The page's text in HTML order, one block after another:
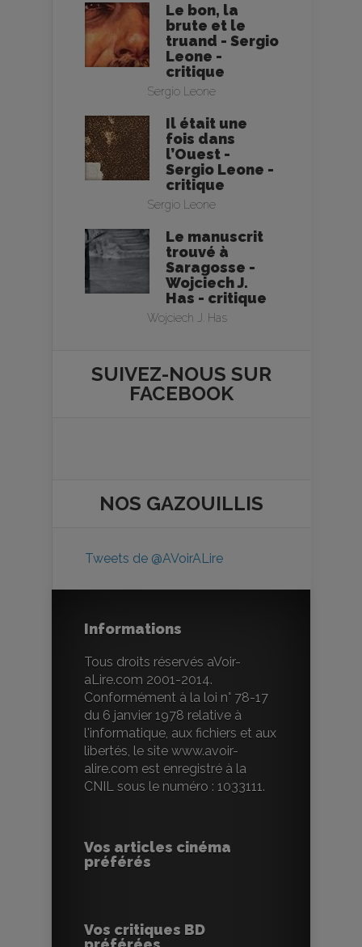
Le bon, la
brute et le
truand - Sergio
Leone -
critique
Sergio Leone
Il était une
fois dans
l’Ouest -
Sergio Leone -
critique
Sergio Leone
Le manuscrit
trouvé à
Saragosse -
Wojciech J.
Has - critique
Wojciech J. Has
SUIVEZ-NOUS SUR
FACEBOOK
NOS GAZOUILLIS
Tweets de @AVoirALire
Informations
Tous droits réservés aVoir-
aLire.com 2001-2014.
Conformément à la loi n° 78-17
du 6 janvier 1978 relative à
l'informatique, aux fichiers et aux
libertés, le site www.avoir-
alire.com est enregistré à la
CNIL sous le numéro : 1033111.
Vos articles cinéma
préférés
Vos critiques BD